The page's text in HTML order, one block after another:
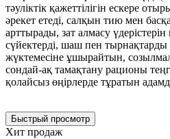
тәуліктік қажеттілігін ескере
әрекет етеді, салқын тию мен басқа
арттырады, зат алмасу
сүйектерді, шаш пен
жүктемесіне ұшырайтын,
сондай-ақ тамақтану рационы
қолайсыз өңірлерде тұратын
Быстрый просмотр
Хит продаж